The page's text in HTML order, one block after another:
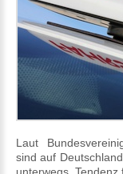
Laut
sind auf